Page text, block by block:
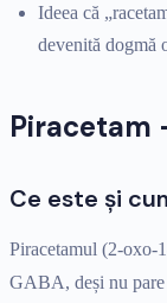
Ideea că
devenită dogmă
Piracetam
Ce este și
Piracetamul (2-oxo-
GABA, deși nu